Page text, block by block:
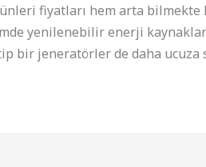
fiyatları hem arta bilmekte
yenilenebilir enerji
bir jeneratörler de daha